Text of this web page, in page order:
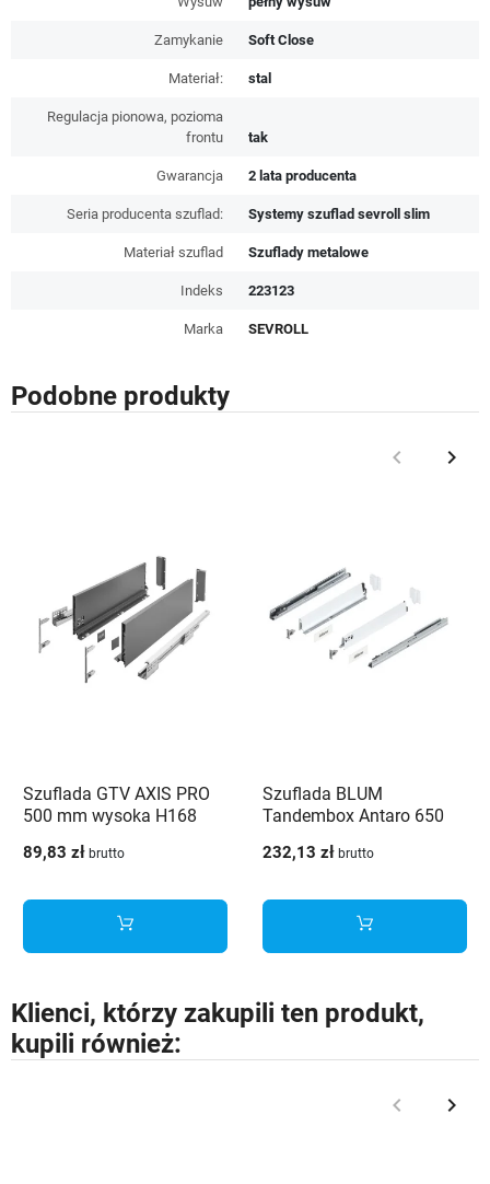
Zamykanie Soft Close
Materiał: stal
Regulacja pionowa, pozioma
frontu
tak
Gwarancja 2 lata producenta
Seria producenta szuflad: Systemy szuflad sevroll slim
Materiał szuflad Szuflady metalowe
Indeks 223123
Marka SEVROLL
Podobne produkty
Poprzedni
keyboard_arrow_left keyboard_arrow_right
Szuflada GTV AXIS PRO
500 mm wysoka H168
KPL500C
89,83 zł brutto
Szuflada BLUM
Tandembox Antaro 650
232,13 zł brutto
Klienci, którzy zakupili ten produkt,
kupili również:
Poprzedni
keyboard_arrow_left keyboard_arrow_right